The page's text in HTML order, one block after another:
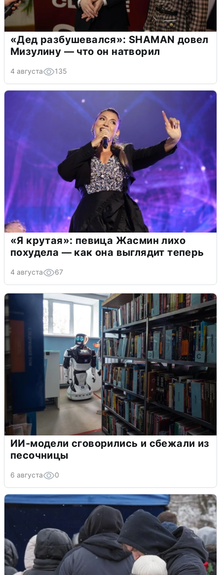
«Дед разбушевался»: SHAMAN довел
Мизулину — что он натворил
4 августа 135
«Я крутая»: певица Жасмин лихо
похудела — как она выглядит теперь
4 августа 67
ИИ-модели сговорились и сбежали из
песочницы
6 августа 0